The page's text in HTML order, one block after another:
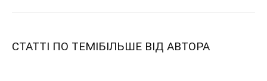
СТАТТІ ПО ТЕМІБІЛЬШЕ ВІД АВТОРА